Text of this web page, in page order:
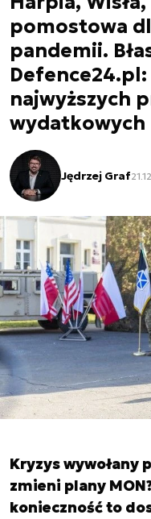
pomostowa
pandemii.
najwyższych
wydatkowych
Jędrzej Graf
Kryzys wywołany
zmieni plany
konieczność to